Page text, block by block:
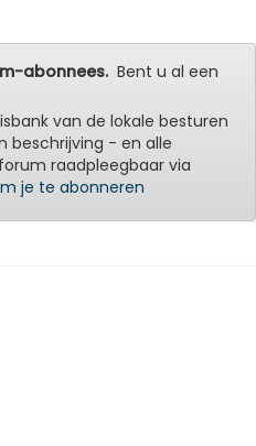
abonnees.Bent u al een
van de lokale besturen
beschrijving - en alle
raadpleegbaar via
je te abonneren